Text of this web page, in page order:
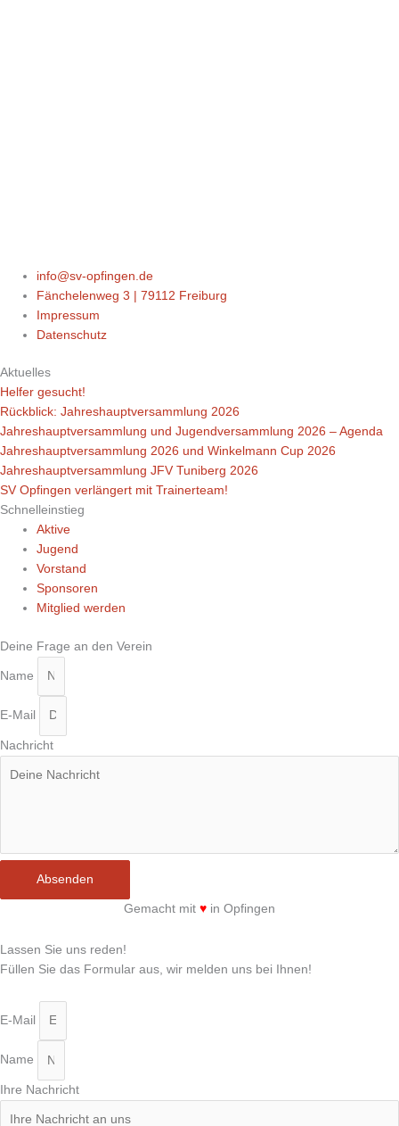
info@sv-opfingen.de
Fänchelenweg 3 | 79112 Freiburg
Impressum
Datenschutz
Aktuelles
Helfer gesucht!
Rückblick: Jahreshauptversammlung 2026
Jahreshauptversammlung und Jugendversammlung 2026 – Agenda
Jahreshauptversammlung 2026 und Winkelmann Cup 2026
Jahreshauptversammlung JFV Tuniberg 2026
SV Opfingen verlängert mit Trainerteam!
Schnelleinstieg
Aktive
Jugend
Vorstand
Sponsoren
Mitglied werden
Deine Frage an den Verein
Name
E-Mail
Nachricht
Absenden
Gemacht mit ♥ in Opfingen
Lassen Sie uns reden!
Füllen Sie das Formular aus, wir melden uns bei Ihnen!
E-Mail
Name
Ihre Nachricht